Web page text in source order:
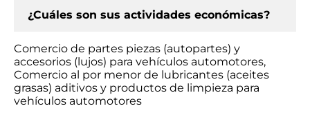
¿Cuáles son sus actividades económicas?
Comercio de partes piezas (autopartes) y
accesorios (lujos) para vehículos automotores,
Comercio al por menor de lubricantes (aceites
grasas) aditivos y productos de limpieza para
vehículos automotores